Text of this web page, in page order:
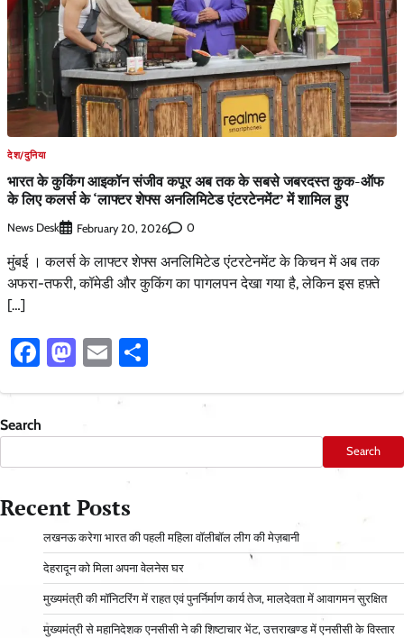
देश/दुनिया
भारत के कुकिंग आइकॉन संजीव कपूर अब तक के सबसे जबरदस्त कुक-ऑफ
के लिए कलर्स के ‘लाफ्टर शेफ्स अनलिमिटेड एंटरटेनमेंट’ में शामिल हुए
News Desk February 20, 2026 0
मुंबई । कलर्स के लाफ्टर शेफ्स अनलिमिटेड एंटरटेनमेंट के किचन में अब तक
अफरा-तफरी, कॉमेडी और कुकिंग का पागलपन देखा गया है, लेकिन इस हफ़्ते
[…]
Facebook
Mastodon
Email
Search
Search
Recent Posts
लखनऊ करेगा भारत की पहली महिला वॉलीबॉल लीग की मेज़बानी
देहरादून को मिला अपना वेलनेस घर
मुख्यमंत्री की मॉनिटरिंग में राहत एवं पुनर्निर्माण कार्य तेज, मालदेवता में आवागमन सुरक्षित
मुख्यमंत्री से महानिदेशक एनसीसी ने की शिष्टाचार भेंट, उत्तराखण्ड में एनसीसी के विस्तार